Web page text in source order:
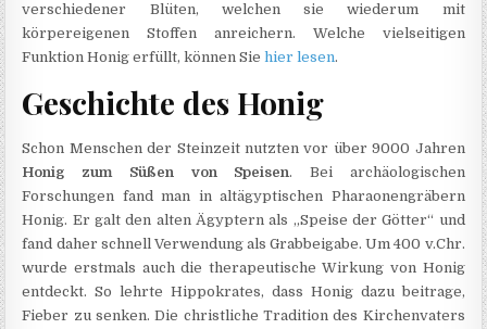
verschiedener Blüten, welchen sie wiederum mit
körpereigenen Stoffen anreichern. Welche vielseitigen
Funktion Honig erfüllt, können Siehier lesen.
Geschichte des Honig
Schon Menschen der Steinzeit nutzten vor über 9000 Jahren
Honig zum Süßen von Speisen. Bei archäologischen
Forschungen fand man in altägyptischen Pharaonengräbern
Honig. Er galt den alten Ägyptern als „Speise der Götter“ und
fand daher schnell Verwendung als Grabbeigabe. Um 400 v.Chr.
wurde erstmals auch die therapeutische Wirkung von Honig
entdeckt. So lehrte Hippokrates, dass Honig dazu beitrage,
Fieber zu senken. Die christliche Tradition des Kirchenvaters